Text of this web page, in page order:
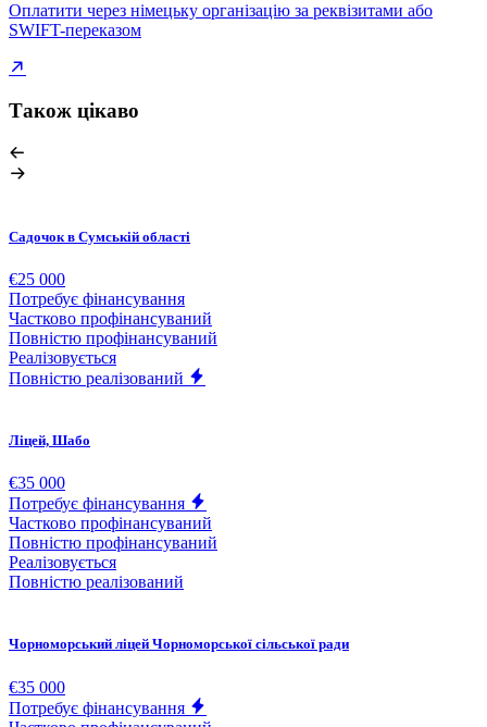
Оплатити через німецьку організацію за реквізитами або
SWIFT-переказом
Також цікаво
Садочок в Сумській області
€25 000
Потребує фінансування
Частково профінансуваний
Повністю профінансуваний
Реалізовується
Повністю реалізований
Ліцей, Шабо
€35 000
Потребує фінансування
Частково профінансуваний
Повністю профінансуваний
Реалізовується
Повністю реалізований
Чорноморський ліцей Чорноморської сільської ради
€35 000
Потребує фінансування